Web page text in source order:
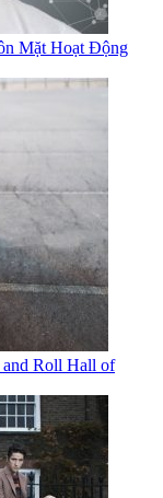
Mặt Hoạt Động
and Roll Hall of